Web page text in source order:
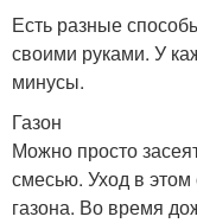
Есть разные
своими руками. У
минусы.
Газон
Можно просто
смесью. Уход в этом
газона. Во время